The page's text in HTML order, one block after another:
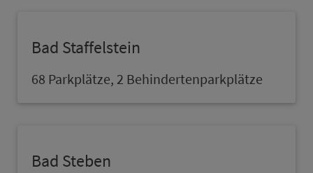
Bad Staffelstein
68 Parkplätze, 2 Behindertenparkplätze
Bad Steben